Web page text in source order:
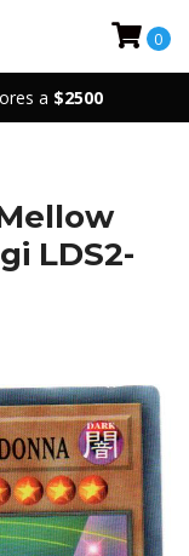
a $2500
0
LDS2-